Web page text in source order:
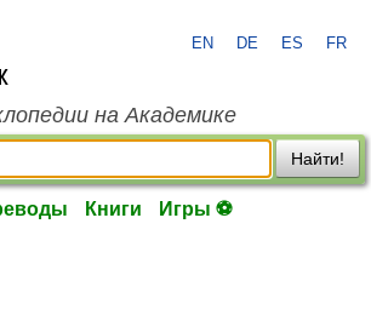
EN DE ES FR
на Академике
Найти!
Книги Игры ⚽